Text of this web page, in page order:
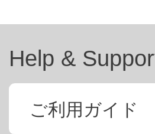
Help &
ご利用ガイド